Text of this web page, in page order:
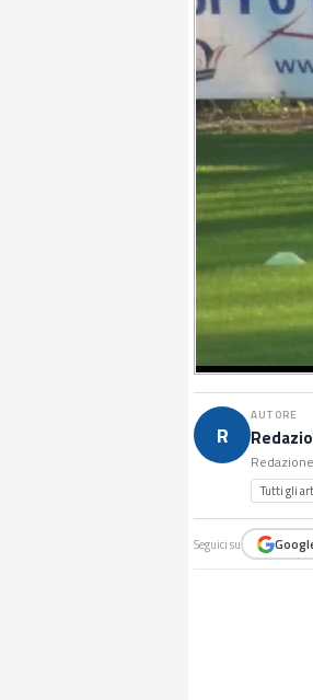
R
AUTORE
Redazione
Tutti gli
Seguici su